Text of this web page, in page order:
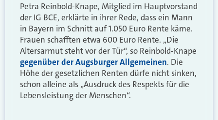
Petra Reinbold-Knape, Mitglied im Hauptvorstand
der IG BCE, erklärte in ihrer Rede, dass ein Mann
in Bayern im Schnitt auf 1.050 Euro Rente käme.
Frauen schafften etwa 600 Euro Rente. „Die
Altersarmut steht vor der Tür“, so Reinbold-Knape
gegenüber der Augsburger Allgemeinen. Die
Höhe der gesetzlichen Renten dürfe nicht sinken,
schon alleine als „Ausdruck des Respekts für die
Lebensleistung der Menschen“.